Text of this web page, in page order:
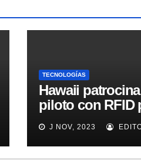
TECNOLOGÍAS
Hawaii
piloto con RFID
seguimiento y
alimentos
J NOV, 2023